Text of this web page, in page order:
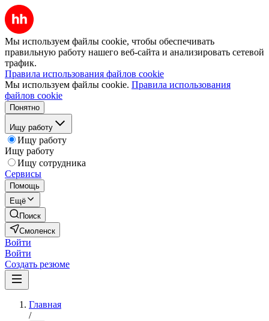
Мы используем файлы cookie, чтобы обеспечивать
правильную работу нашего веб-сайта и анализировать сетевой
трафик.
Правила использования файлов cookie
Мы используем файлы cookie. Правила использования
файлов cookie
Понятно
Ищу работу
Ищу работу
Ищу работу
Ищу сотрудника
Сервисы
Помощь
Ещё
Поиск
Смоленск
Войти
Войти
Создать резюме
Главная
/